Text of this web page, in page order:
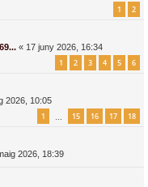
1 2
« 17 juny 2026, 16:34
1 2 3 4 5 6
2026, 10:05
1 15 16 17 18
2026, 18:39